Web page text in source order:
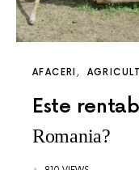
AFACERI
Este
Romania?